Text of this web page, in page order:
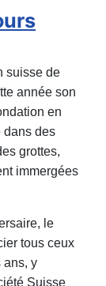
suisse de
année son
en
dans des
grottes,
immergées
le
tous ceux
ans, y
Suisse